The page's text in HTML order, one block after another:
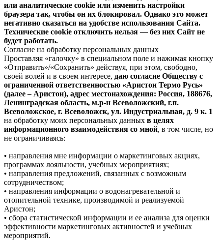
или аналитические cookie или изменить настройки
браузера так, чтобы он их блокировал. Однако это может
негативно сказаться на удобстве использования Сайта.
Технические cookie отключить нельзя — без них Сайт не
будет работать.
Согласие на обработку персональных данных
Проставляя «галочку» в специальном поле и нажимая кнопку
«Отправить»/«Сохранить» действуя, при этом, свободно,
своей волей и в своем интересе, даю согласие Обществу с
ограниченной ответственностью «Аристон Термо Русь»
(далее – Аристон), адрес местонахождения: Россия, 188676,
Ленинградская область, м.р-н Всеволожский, г.п.
Всеволожское, г. Всеволожск, ул. Индустриальная, д. 9 к. 1
на обработку моих персональных данных в целях
информационного взаимодействия со мной, в том числе, но
не ограничиваясь:
• направления мне информации о маркетинговых акциях,
программах лояльности, учебных мероприятиях;
• направления предложений, связанных с возможным
сотрудничеством;
• направления информации о водонагревательной и
отопительной технике, производимой и реализуемой
Аристон;
• сбора статистической информации и ее анализа для оценки
эффективности маркетинговых активностей и учебных
мероприятий.